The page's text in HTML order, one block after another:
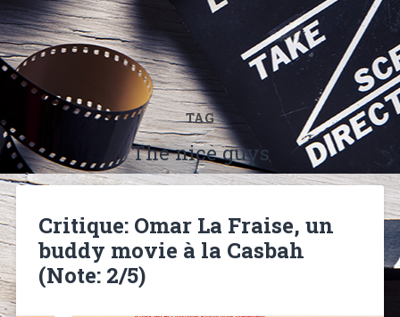
TAG
The nice guys
Critique: Omar La Fraise, un
buddy movie à la Casbah
(Note: 2/5)